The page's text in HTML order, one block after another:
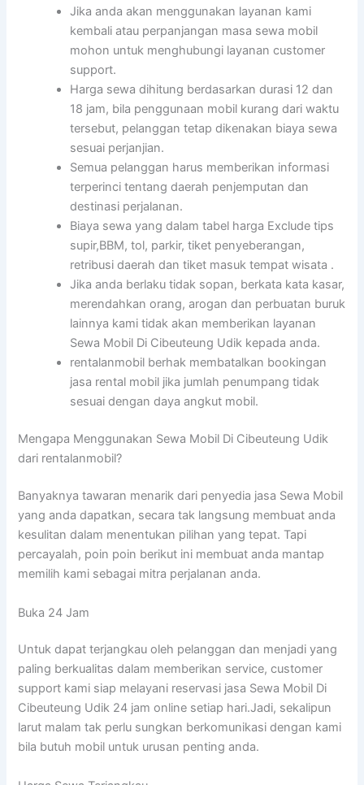
Jika anda akan menggunakan layanan kami
kembali atau perpanjangan masa sewa mobil
mohon untuk menghubungi layanan customer
support.
Harga sewa dihitung berdasarkan durasi 12 dan
18 jam, bila penggunaan mobil kurang dari waktu
tersebut, pelanggan tetap dikenakan biaya sewa
sesuai perjanjian.
Semua pelanggan harus memberikan informasi
terperinci tentang daerah penjemputan dan
destinasi perjalanan.
Biaya sewa yang dalam tabel harga Exclude tips
supir,BBM, tol, parkir, tiket penyeberangan,
retribusi daerah dan tiket masuk tempat wisata .
Jika anda berlaku tidak sopan, berkata kata kasar,
merendahkan orang, arogan dan perbuatan buruk
lainnya kami tidak akan memberikan layanan
Sewa Mobil Di Cibeuteung Udik kepada anda.
rentalanmobil berhak membatalkan bookingan
jasa rental mobil jika jumlah penumpang tidak
sesuai dengan daya angkut mobil.
Mengapa Menggunakan Sewa Mobil Di Cibeuteung Udik
dari rentalanmobil?
Banyaknya tawaran menarik dari penyedia jasa Sewa Mobil
yang anda dapatkan, secara tak langsung membuat anda
kesulitan dalam menentukan pilihan yang tepat. Tapi
percayalah, poin poin berikut ini membuat anda mantap
memilih kami sebagai mitra perjalanan anda.
Buka 24 Jam
Untuk dapat terjangkau oleh pelanggan dan menjadi yang
paling berkualitas dalam memberikan service, customer
support kami siap melayani reservasi jasa Sewa Mobil Di
Cibeuteung Udik 24 jam online setiap hari.Jadi, sekalipun
larut malam tak perlu sungkan berkomunikasi dengan kami
bila butuh mobil untuk urusan penting anda.